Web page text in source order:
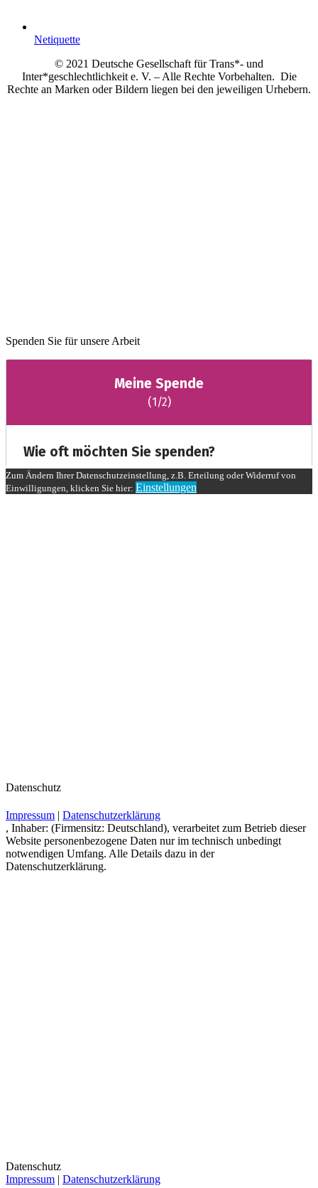
Netiquette
© 2021 Deutsche Gesellschaft für Trans*- und
Inter*geschlechtlichkeit e. V. – Alle Rechte Vorbehalten. Die
Rechte an Marken oder Bildern liegen bei den jeweiligen Urhebern.
Spenden Sie für unsere Arbeit
Zum Ändern Ihrer Datenschutzeinstellung, z.B. Erteilung oder Widerruf von
Einwilligungen, klicken Sie hier: Einstellungen
Datenschutz
Impressum | Datenschutzerklärung
, Inhaber: (Firmensitz: Deutschland), verarbeitet zum Betrieb dieser
Website personenbezogene Daten nur im technisch unbedingt
notwendigen Umfang. Alle Details dazu in der
Datenschutzerklärung.
Datenschutz
Impressum | Datenschutzerklärung